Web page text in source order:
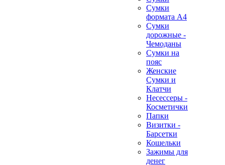
Сумки
формата А4
Сумки
дорожные -
Чемоданы
Сумки на
пояс
Женские
Сумки и
Клатчи
Несессеры -
Косметички
Папки
Визитки -
Барсетки
Кошельки
Зажимы для
денег